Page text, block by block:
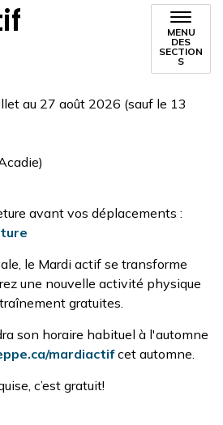
MENU
DES
SECTION
S
au 27 août 2026 (sauf le 13
avant vos déplacements :
le Mardi actif se transforme
une nouvelle activité physique
gratuites.
son horaire habituel à l'automne
mardiactifcet automne.
c’estgratuit!